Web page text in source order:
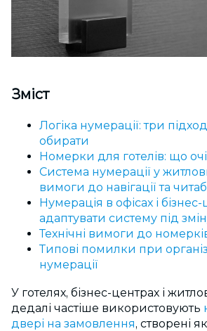
Зміст
Логіка нумерації: три
обирати
Номерки для готелів: що
Система нумерації у
вимоги до навігації та
Нумерація в офісах і
адаптувати систему під
Технічні вимоги до
Типові помилки при
нумерації
У готелях, бізнес-центрах і
дедалі частіше використовують
двері на замовлення, створені